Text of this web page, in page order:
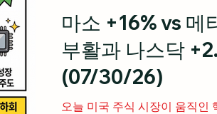
전업투자자의 혼잣말
마소 +16% vs 메
부활과 나스닥
(07/30/26)
오늘 미국 주식 시장이 움직인